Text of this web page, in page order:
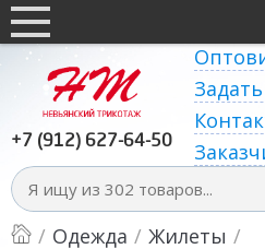
+7 (912) 627-64-50
/ Одежда / Жилеты /